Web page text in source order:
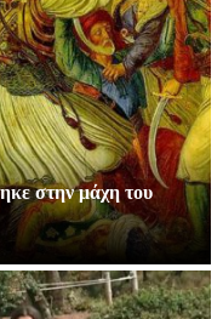
στην μάχη του